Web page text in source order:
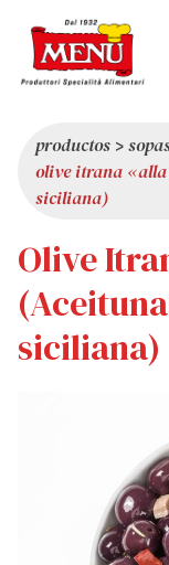
CATÁLOGO
SERVICIOS
ÚLTIMAS
PREMIOS
QUIÉNES
CALIDAD
CURIOSIDADES
SHOWROOM
TRABAJA CON
productos >
olive itrana
siciliana)
Olive
siciliana)